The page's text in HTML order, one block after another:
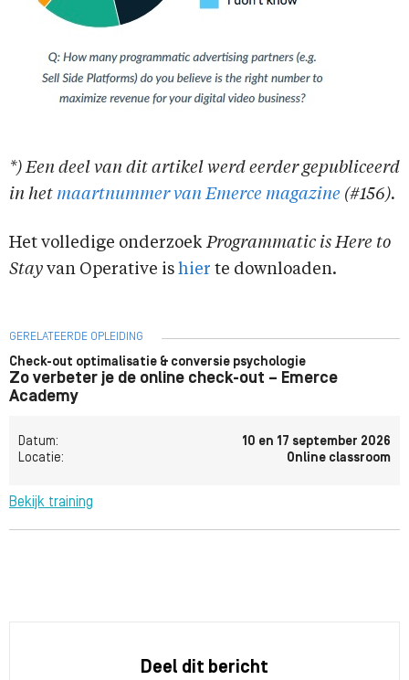
*) Een deel van dit artikel werd eerder gepubliceerd
in het maartnummer van Emerce magazine (#156).
Het volledige onderzoek Programmatic is Here to
Stay van Operative is hier te downloaden.
GERELATEERDE OPLEIDING
Check-out optimalisatie & conversie psychologie
Zo verbeter je de online check-out – Emerce
Academy
Datum:
10 en 17 september 2026
Locatie:
Online classroom
Bekijk training
Deel dit bericht